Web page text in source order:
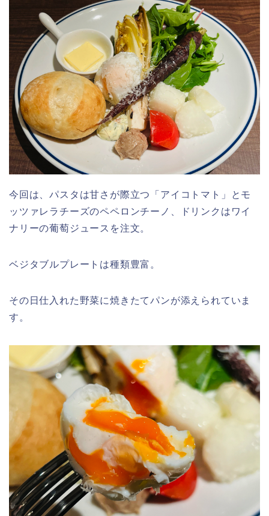
今回は、パスタは甘さが際立つ「アイコトマト」とモ
ッツァレラチーズのペペロンチーノ、ドリンクはワイ
ナリーの葡萄ジュースを注文。
ベジタブルプレートは種類豊富。
その日仕入れた野菜に焼きたてパンが添えられていま
す。